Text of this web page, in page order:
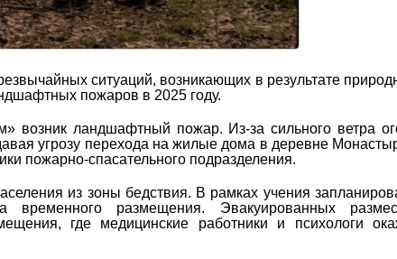
ситуаций, возникающих в результате
пожаров в 2025 году.
возник ландшафтный пожар. Из-за сильного ветра
угрозу перехода на жилые дома в деревне
пожарно-спасательного подразделения.
из зоны бедствия. В рамках учения
временного размещения. Эвакуированных
где медицинские работники и психологи